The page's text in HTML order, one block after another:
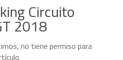
Circuito
2018
no tiene permiso para